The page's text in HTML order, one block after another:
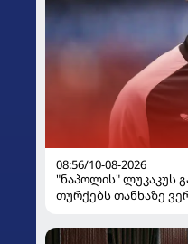
08:56/10-08-2026
"ნაპოლის" ლუკაკუს
თურქებს თანხაზე